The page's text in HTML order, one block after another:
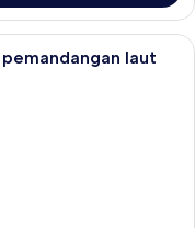
Keluarga, 2 kamar tidur,
laut